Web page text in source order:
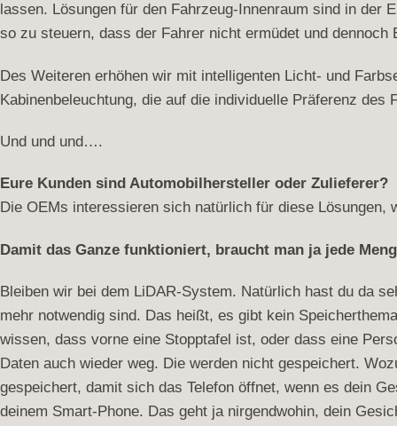
lassen. Lösungen für den Fahrzeug-Innenraum sind in der
so zu steuern, dass der Fahrer nicht ermüdet und dennoch
Des Weiteren erhöhen wir mit intelligenten Licht- und
Kabinenbeleuchtung, die auf die individuelle Präferenz des
Und und und….
Eure Kunden sind Automobilhersteller oder Zulieferer?
Die OEMs interessieren sich natürlich für diese Lösungen,
Damit das Ganze funktioniert, braucht man ja jede
Bleiben wir bei dem LiDAR-System. Natürlich hast du da
mehr notwendig sind. Das heißt, es gibt kein
wissen, dass vorne eine Stopptafel ist, oder dass eine
Daten auch wieder weg. Die werden nicht gespeichert.
gespeichert, damit sich das Telefon öffnet, wenn es dein
deinem Smart-Phone. Das geht ja nirgendwohin, dein